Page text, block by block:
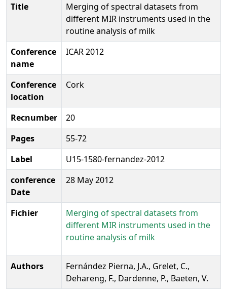
Title
Merging of spectral datasets from
different MIR instruments used in the
routine analysis of milk
Conference
name
ICAR 2012
Conference
location
Cork
Recnumber
20
Pages
55-72
Label
U15-1580-fernandez-2012
conference
Date
28 May 2012
Fichier
Merging of spectral datasets from
different MIR instruments used in the
routine analysis of milk
Authors
Fernández Pierna, J.A., Grelet, C.,
Dehareng, F., Dardenne, P., Baeten, V.